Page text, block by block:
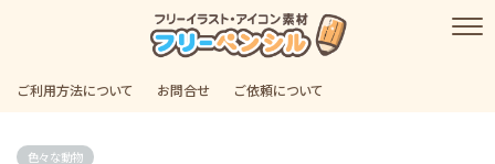
ご利用方法について お問合せ ご依頼について
色々な動物